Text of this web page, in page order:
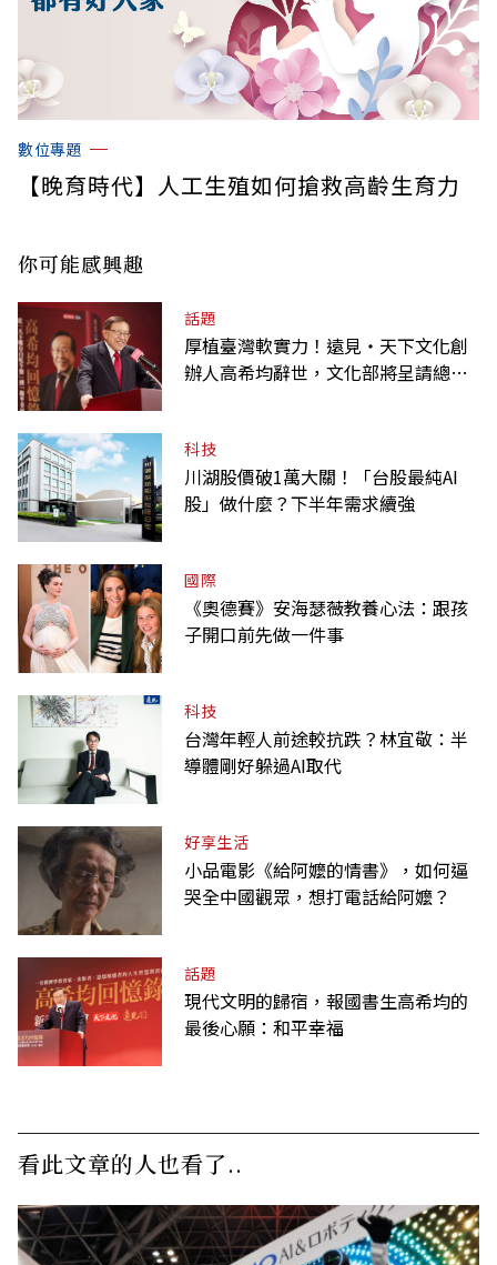
數位專題
【晚育時代】人工生殖如何搶救高齡生育力
你可能感興趣
話題
厚植臺灣軟實力！遠見‧天下文化創
辦人高希均辭世，文化部將呈請總統
科技
川湖股價破1萬大關！「台股最純AI
股」做什麼？下半年需求續強
國際
《奧德賽》安海瑟薇教養心法：跟孩
子開口前先做一件事
科技
台灣年輕人前途較抗跌？林宜敬：半
導體剛好躲過AI取代
好享生活
小品電影《給阿嬤的情書》，如何逼
哭全中國觀眾，想打電話給阿嬤？
話題
現代文明的歸宿，報國書生高希均的
最後心願：和平幸福
看此文章的人也看了..